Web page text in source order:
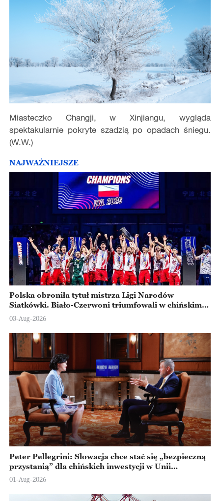
Miasteczko Changji, w Xinjiangu, wygląda
spektakularnie pokryte szadzią po opadach śniegu.
(W.W.)
NAJWAŻNIEJSZE
Polska obroniła tytuł mistrza Ligi Narodów
Siatkówki. Biało-Czerwoni triumfowali w chińskim
Ningbo
03-Aug-2026
Peter Pellegrini: Słowacja chce stać się „bezpieczną
przystanią” dla chińskich inwestycji w Unii
Europejskiej
01-Aug-2026